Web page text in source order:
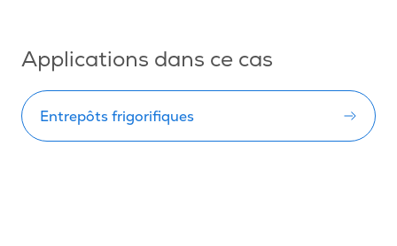
Applications dans ce cas
Entrepôts frigorifiques